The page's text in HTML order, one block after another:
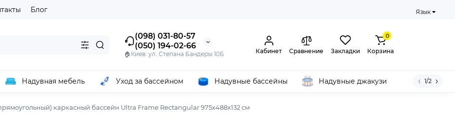
Блог Язык
(098) 031-80-57
(050) 194-02-66
🏠Киев: ул. Степана Бандеры 10Б Кабинет Сравнение Закладки
0
Корзина
Надувная мебель Уход за бассейном Надувные бассейны Надувные джакузи 1/2
каркасный бассейн Ultra Frame Rectangular 975x488x132 см